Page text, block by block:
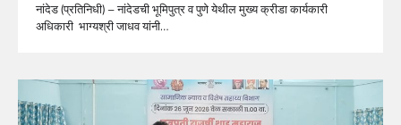
नांदेड (प्रतिनिधी) – नांदेडची भूमिपुत्र व पुणे येथील मुख्य क्रीडा कार्यकारी
अधिकारी भाग्यश्री जाधव यांनी…